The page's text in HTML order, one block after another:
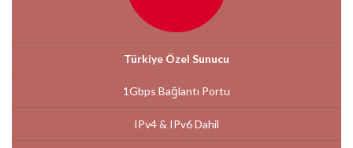
Türkiye Özel Sunucu
1Gbps Bağlantı Portu
IPv4 & IPv6 Dahil